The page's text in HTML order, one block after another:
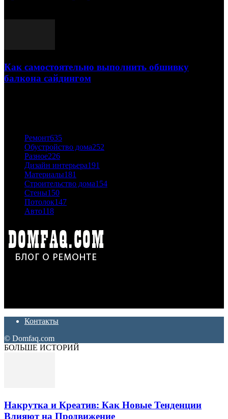
Как самостоятельно выполнить обшивку
балкона сайдингом
Ремонт635
Обустройство дома252
Разное226
Дизайн интерьера191
Материалы181
Строительство дома154
Стены150
Потолок147
Авто118
Контакты
© Domfaq.com
БОЛЬШЕ ИСТОРИЙ
Накрутка и Креатив: Как Новые Тенденции
Влияют на Продвижение